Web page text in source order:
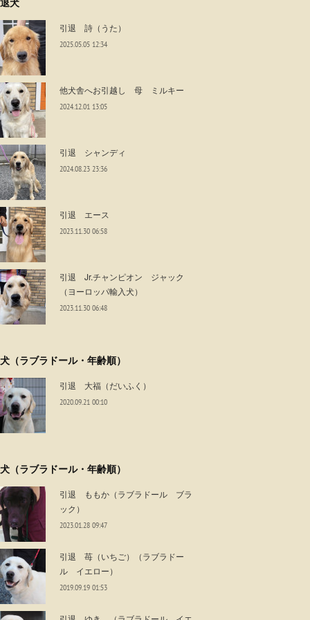
引退 詩（うた）
2025.05.05 12:34
他犬舎へお引越し 母 ミルキー
2024.12.01 13:05
引退 シャンディ
2024.08.23 23:36
引退 エース
2023.11.30 06:58
引退 Jr.チャンピオン ジャック
（ヨーロッパ輸入犬）
2023.11.30 06:48
（ラブラドール・年齢順）
引退 大福（だいふく）
2020.09.21 00:10
（ラブラドール・年齢順）
引退 ももか（ラブラドール ブラ
ック）
2023.01.28 09:47
引退 苺（いちご）（ラブラドー
ル イエロー）
2019.09.19 01:53